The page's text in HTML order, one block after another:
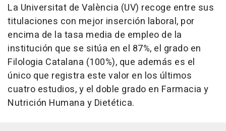
La Universitat de València (UV) recoge entre sus
titulaciones con mejor inserción laboral, por
encima de la tasa media de empleo de la
institución que se sitúa en el 87%, el grado en
Filologia Catalana (100%), que además es el
único que registra este valor en los últimos
cuatro estudios, y el doble grado en Farmacia y
Nutrición Humana y Dietética.